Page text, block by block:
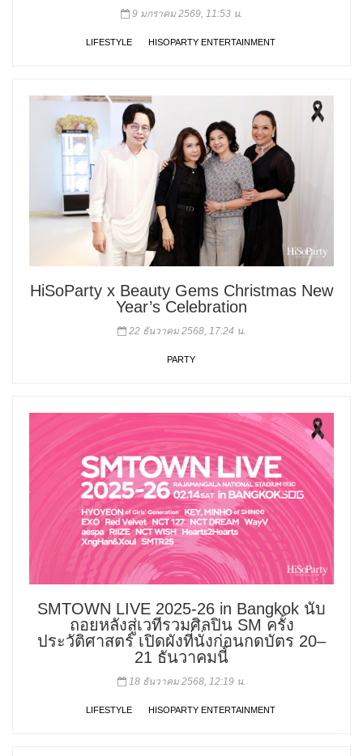
9 มกราคม 2569, 11:53 น.
LIFESTYLE HISOPARTY ENTERTAINMENT
HiSoParty x Beauty Gems Christmas New
Year’s Celebration
22 ธันวาคม 2568, 17:24 น.
PARTY
SMTOWN LIVE 2025-26 in Bangkok นับ
ถอยหลังสู่เวทีรวมศิลปิน SM ครั้ง
ประวัติศาสตร์ เปิดผังที่นั่งก่อนกดบัตร 20–
21 ธันวาคมนี้
18 ธันวาคม 2568, 12:19 น.
LIFESTYLE HISOPARTY ENTERTAINMENT